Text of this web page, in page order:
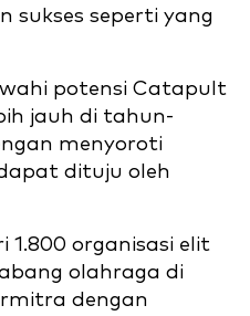
sukses seperti yang
potensi Catapult
jauh di tahun-
menyoroti
dituju oleh
1.800 organisasi elit
olahraga di
dengan